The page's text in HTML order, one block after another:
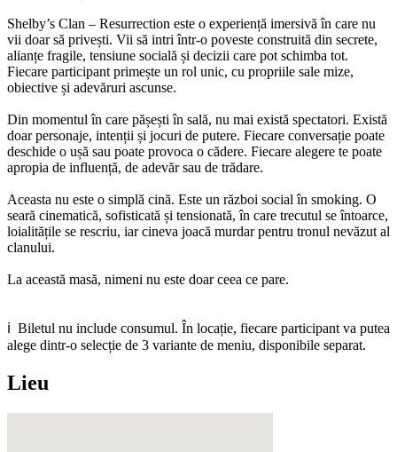
Shelby’s Clan – Resurrection este o experiență imersivă în care nu
vii doar să privești. Vii să intri într-o poveste construită din secrete,
alianțe fragile, tensiune socială și decizii care pot schimba tot.
Fiecare participant primește un rol unic, cu propriile sale mize,
obiective și adevăruri ascunse.
Din momentul în care pășești în sală, nu mai există spectatori. Există
doar personaje, intenții și jocuri de putere. Fiecare conversație poate
deschide o ușă sau poate provoca o cădere. Fiecare alegere te poate
apropia de influență, de adevăr sau de trădare.
Aceasta nu este o simplă cină. Este un război social în smoking. O
seară cinematică, sofisticată și tensionată, în care trecutul se întoarce,
loialitățile se rescriu, iar cineva joacă murdar pentru tronul nevăzut al
clanului.
La această masă, nimeni nu este doar ceea ce pare.
ℹ️️ Biletul nu include consumul. În locație, fiecare participant va putea
alege dintr-o selecție de 3 variante de meniu, disponibile separat.
Lieu